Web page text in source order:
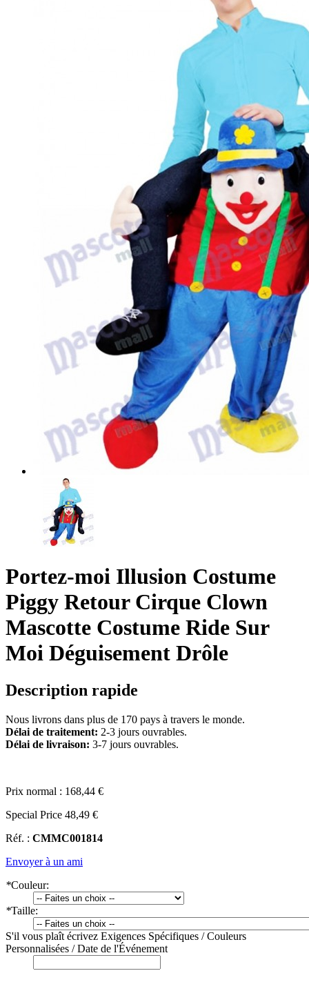
Portez-moi Illusion Costume
Piggy Retour Cirque Clown
Mascotte Costume Ride Sur
Moi Déguisement Drôle
Description rapide
Nous livrons dans plus de 170 pays à travers le monde.
Délai de traitement: 2-3 jours ouvrables.
Délai de livraison: 3-7 jours ouvrables.
Prix normal : 168,44 €
Special Price 48,49 €
Réf. : CMMC001814
Envoyer à un ami
*Couleur:
*Taille:
S'il vous plaît écrivez Exigences Spécifiques / Couleurs
Personnalisées / Date de l'Événement